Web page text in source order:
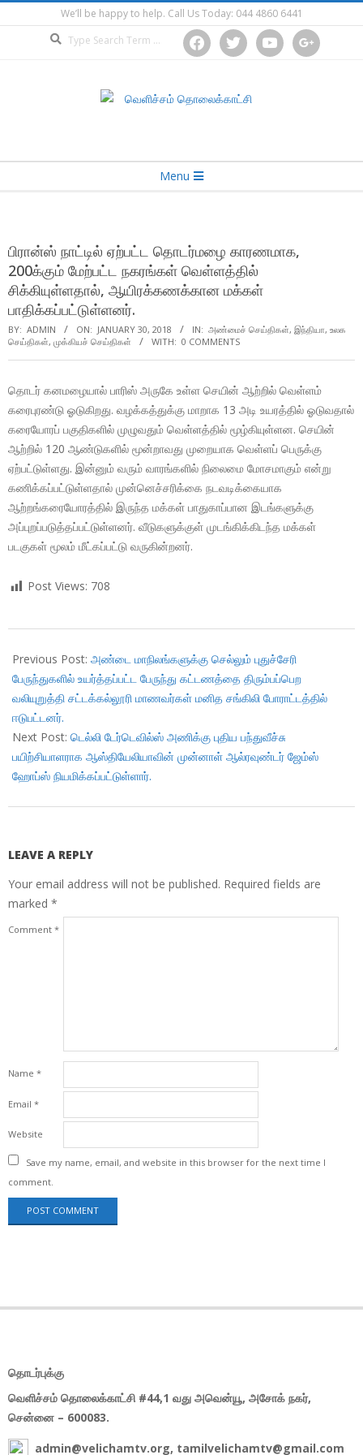
to
We’ll be happy to help. Call Us Today: 044 4860 6441
facebooktwitter youtube google
Menu
பிரான்ஸ் நாட்டில் ஏற்பட்ட தொடர்மழை காரணமாக,
200க்கும் மேற்பட்ட நகரங்கள் வெள்ளத்தில்
சிக்கியுள்ளதால், ஆயிரக்கணக்கான மக்கள்
பாதிக்கப்பட்டுள்ளனர்.
BY: ADMIN ON: JANUARY 30, 2018 IN: அண்மைச் செய்திகள், இந்தியா, உலக
செய்திகள், முக்கியச் செய்திகள் WITH: 0 COMMENTS
தொடர் கனமழையால் பாரிஸ் அருகே உள்ள செயின் ஆற்றில் வெள்ளம்
கரைபுரண்டு ஓடுகிறது. வழக்கத்துக்கு மாறாக 13 அடி உயரத்தில் ஓடுவதால்
கரையோரப் பகுதிகளில் முழுவதும் வெள்ளத்தில் மூழ்கியுள்ளன. செயின்
ஆற்றில் 120 ஆண்டுகளில் மூன்றாவது முறையாக வெள்ளப் பெருக்கு
ஏற்பட்டுள்ளது. இன்னும் வரும் வாரங்களில் நிலைமை மோசமாகும் என்று
கணிக்கப்பட்டுள்ளதால் முன்னெச்சரிக்கை நடவடிக்கையாக
ஆற்றங்கரையோரத்தில் இருந்த மக்கள் பாதுகாப்பான இடங்களுக்கு
அப்புறப்படுத்தப்பட்டுள்ளனர். வீடுகளுக்குள் முடங்கிக்கிடந்த மக்கள்
படகுகள் மூலம் மீட்கப்பட்டு வருகின்றனர்.
Post Views: 708
01-
30
Previous Post: அண்டை மாநிலங்களுக்கு செல்லும் புதுச்சேரி
பேருந்துகளில் உயர்த்தப்பட்ட பேருந்து கட்டணத்தை திரும்பப்பெற
வலியுறுத்தி சட்டக்கல்லூரி மாணவர்கள் மனித சங்கிலி போராட்டத்தில்
ஈடுபட்டனர்.
Next Post: டெல்லி டேர்டெவில்ஸ் அணிக்கு புதிய பந்துவீச்சு
பயிற்சியாளராக ஆஸ்தியேலியாவின் முன்னாள் ஆல்ரவுண்டர் ஜேம்ஸ்
ஹோப்ஸ் நியமிக்கப்பட்டுள்ளார்.
LEAVE A REPLY
Your email address will not be published. Required fields are
marked *
Comment *
Name *
Email *
Website
Save my name, email, and website in this browser for the next time I
comment.
தொடர்புக்கு
வெளிச்சம் தொலைக்காட்சி #44,1 வது அவென்யூ, அசோக் நகர்,
சென்னை – 600083.
admin@velichamtv.org, tamilvelichamtv@gmail.com